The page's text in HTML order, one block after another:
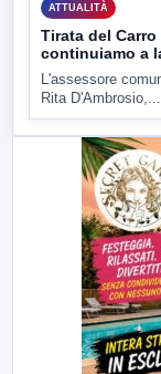
ATTUALITÀ
Tirata del
continuiamo a
L'assessore
Rita D'Ambrosio,...